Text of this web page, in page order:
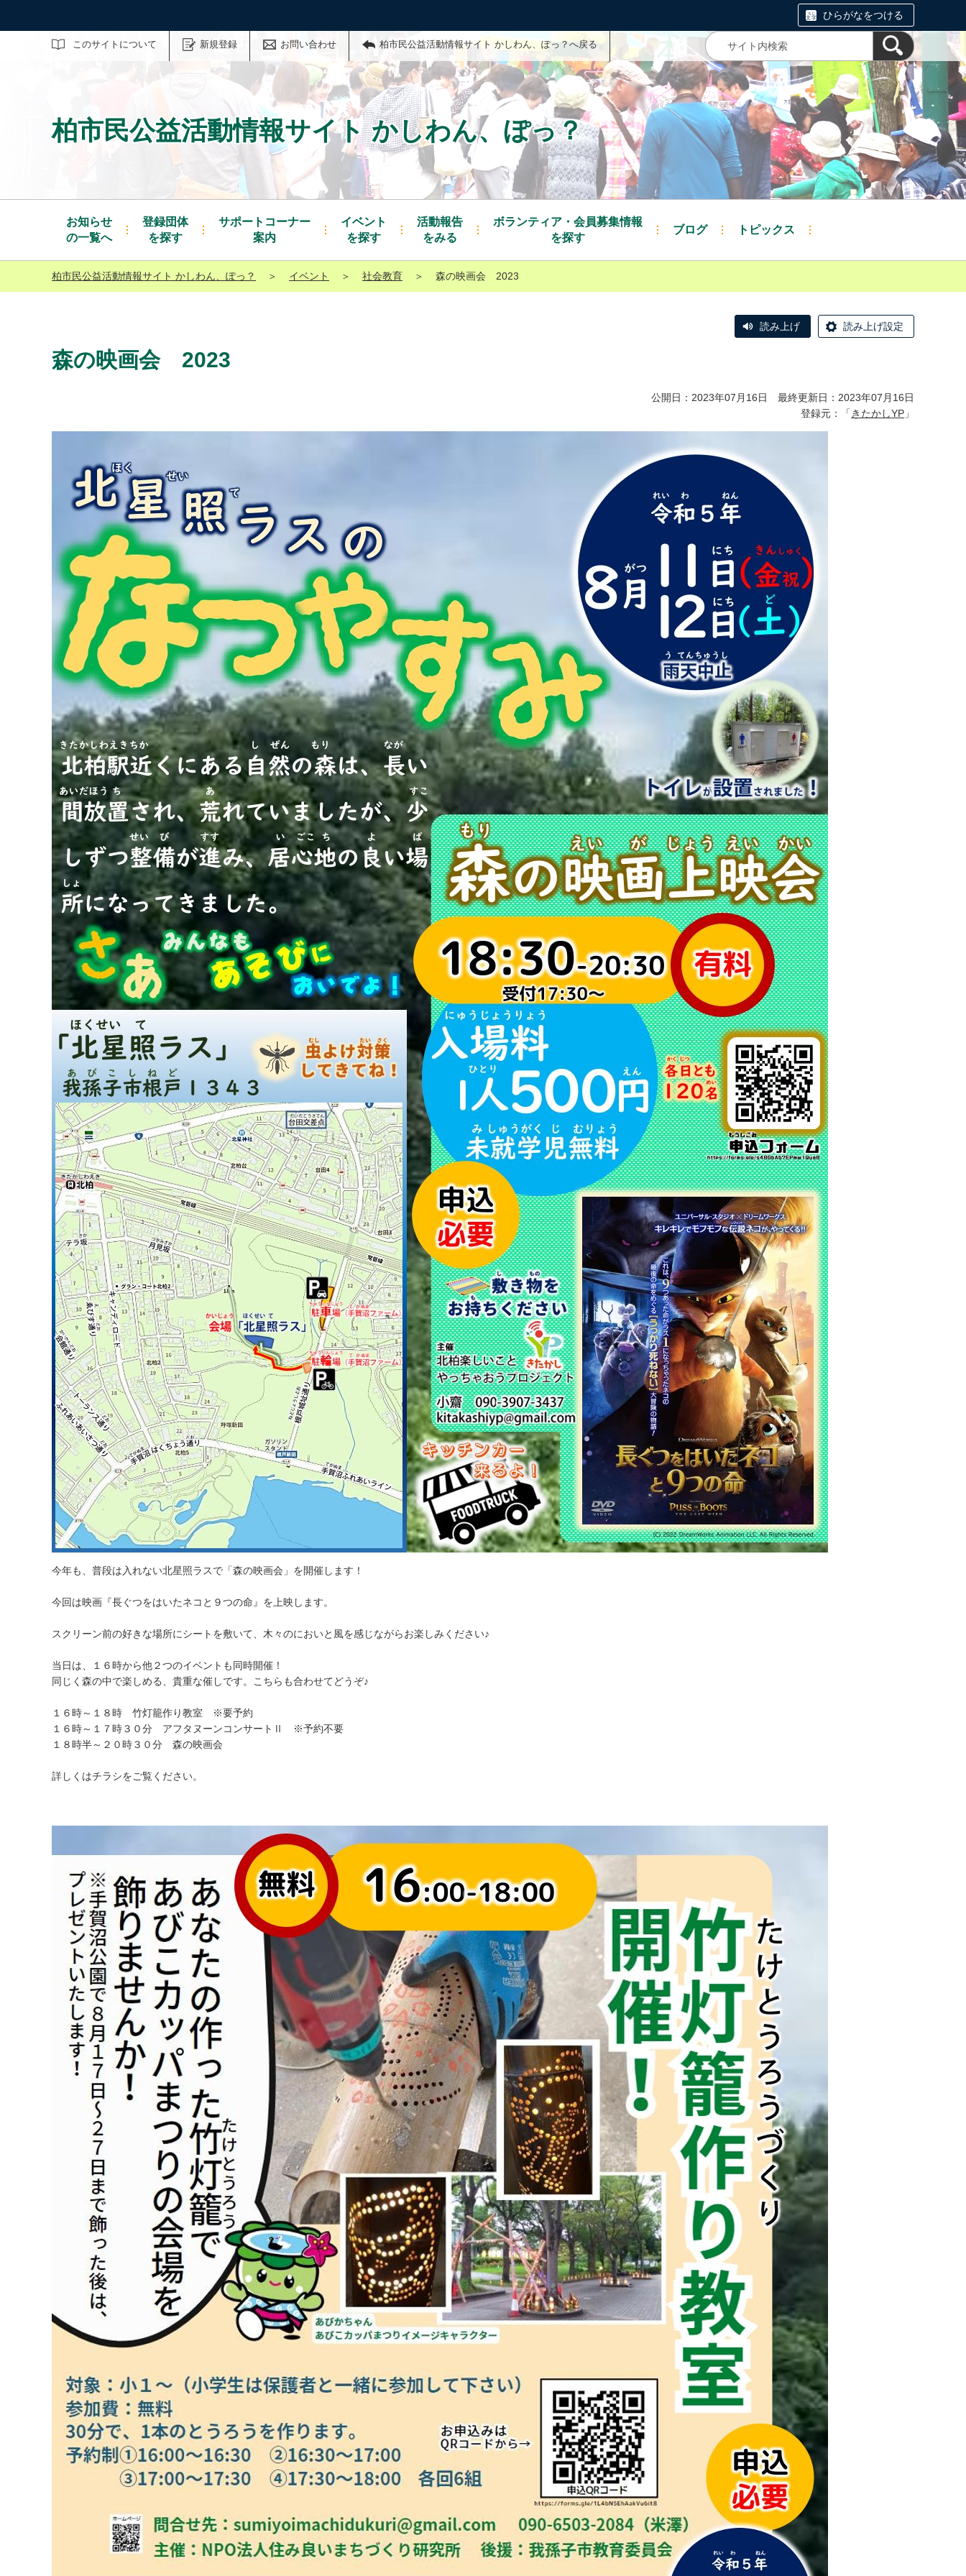
ひらがなをつける
このサイトについて 新規登録 お問い合わせ 柏市民公益活動情報サイト かしわん、ぽっ？へ戻る
サイト内検索
柏市民公益活動情報サイト かしわん、ぽっ？
お知らせ
の一覧へ
登録団体
を探す
サポートコーナー
案内
イベント
を探す
活動報告
をみる
ボランティア・会員募集情報
を探す
ブログ トピックス
柏市民公益活動情報サイト かしわん、ぽっ？ ＞ イベント ＞ 社会教育 ＞ 森の映画会 2023
読み上げ 読み上げ設定
森の映画会 2023
公開日：2023年07月16日 最終更新日：2023年07月16日
登録元：「 きたかしYP 」
今年も、普段は入れない北星照ラスで「森の映画会」を開催します！
今回は映画『長ぐつをはいたネコと９つの命』を上映します。
スクリーン前の好きな場所にシートを敷いて、木々のにおいと風を感じながらお楽しみください♪
当日は、１６時から他２つのイベントも同時開催！
同じく森の中で楽しめる、貴重な催しです。こちらも合わせてどうぞ♪
１６時～１８時 竹灯籠作り教室 ※要予約
１６時～１７時３０分 アフタヌーンコンサートⅡ ※予約不要
１８時半～２０時３０分 森の映画会
詳しくはチラシをご覧ください。